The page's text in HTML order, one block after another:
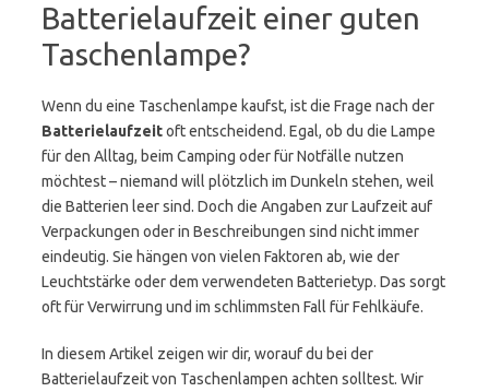
Batterielaufzeit einer guten
Taschenlampe?
Wenn du eine Taschenlampe kaufst, ist die Frage nach der
Batterielaufzeitoft entscheidend. Egal, ob du die Lampe
für den Alltag, beim Camping oder für Notfälle nutzen
möchtest – niemand will plötzlich im Dunkeln stehen, weil
die Batterien leer sind. Doch die Angaben zur Laufzeit auf
Verpackungen oder in Beschreibungen sind nicht immer
eindeutig. Sie hängen von vielen Faktoren ab, wie der
Leuchtstärke oder dem verwendeten Batterietyp. Das sorgt
oft für Verwirrung und im schlimmsten Fall für Fehlkäufe.
In diesem Artikel zeigen wir dir, worauf du bei der
Batterielaufzeit von Taschenlampen achten solltest. Wir